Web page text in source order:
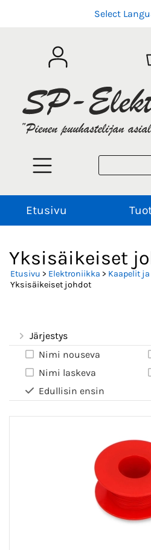
Select
Etusivu
Yksisäikeiset
Etusivu > Elektroniikka > Kaapelit
Yksisäikeiset johdot
Järjestys
Nimi nouseva
Nimi laskeva
Edullisin ensin